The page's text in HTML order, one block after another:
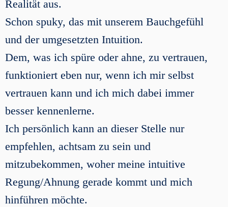
Realität aus.
Schon spuky, das mit unserem Bauchgefühl
und der umgesetzten Intuition.
Dem, was ich spüre oder ahne, zu vertrauen,
funktioniert eben nur, wenn ich mir selbst
vertrauen kann und ich mich dabei immer
besser kennenlerne.
Ich persönlich kann an dieser Stelle nur
empfehlen, achtsam zu sein und
mitzubekommen, woher meine intuitive
Regung/Ahnung gerade kommt und mich
hinführen möchte.